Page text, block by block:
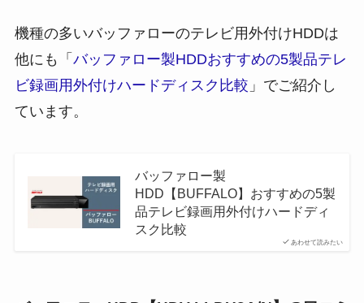
機種の多いバッファローのテレビ用外付けHDDは
他にも「 バッファロー製HDDおすすめの5製品テレ
ビ録画用外付けハードディスク比較 」でご紹介し
ています。
あわせて読みたい
バッファロー製
HDD【BUFFALO】おすすめの5製
品テレビ録画用外付けハードディ
スク比較